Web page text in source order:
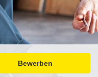
Bewerben